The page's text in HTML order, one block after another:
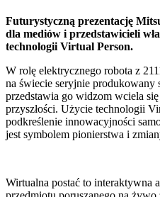
Futurystyczną prezentację
dla mediów i przedstawicieli
technologii Virtual Person.
W rolę elektrycznego robota z
na świecie seryjnie produkowany
przedstawia go widzom wciela
przyszłości. Użycie technologii
podkreślenie innowacyjności
jest symbolem pionierstwa i
Wirtualna postać to interaktywna